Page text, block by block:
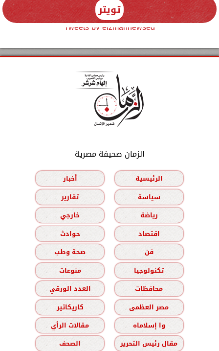
تويتر
Tweets by elzmannewseg
الزمان صحيفة مصرية
الرئيسية
أخبار
سياسة
تقارير
رياضة
خارجي
اقتصاد
حوادث
فن
صحة وطب
تكنولوجيا
منوعات
محافظات
العدد الورقي
مصر العظمى
كاريكاتير
وا إسلاماه
مقالات الرأي
مقال رئيس التحرير
الصحف